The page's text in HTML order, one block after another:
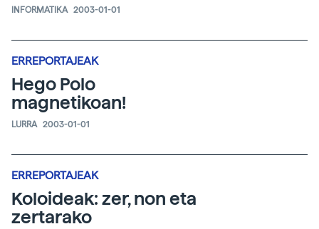
INFORMATIKA 2003-01-01
ERREPORTAJEAK
Hego Polo
magnetikoan!
LURRA 2003-01-01
ERREPORTAJEAK
Koloideak: zer, non eta
zertarako